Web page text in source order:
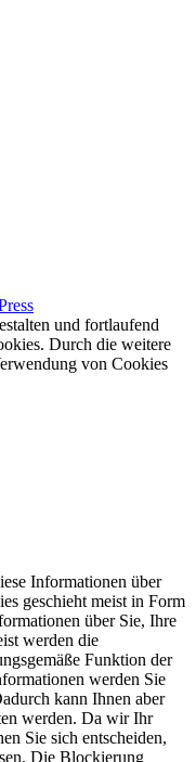
und fortlaufend
Durch die weitere
von Cookies
Informationen über
geschieht meist in Form
über Sie, Ihre
werden die
Funktion der
werden Sie
kann Ihnen aber
werden. Da wir Ihr
Sie sich entscheiden,
Die Blockierung